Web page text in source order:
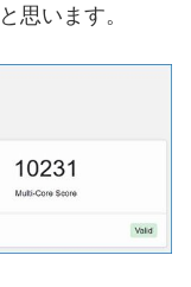
思います。